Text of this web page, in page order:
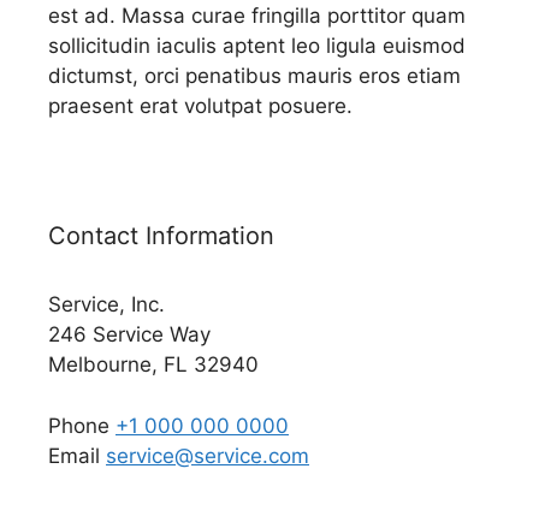
est ad. Massa curae fringilla porttitor quam
sollicitudin iaculis aptent leo ligula euismod
dictumst, orci penatibus mauris eros etiam
praesent erat volutpat posuere.
Contact Information
Service, Inc.
246 Service Way
Melbourne, FL 32940
Phone +1 000 000 0000
Email service@service.com